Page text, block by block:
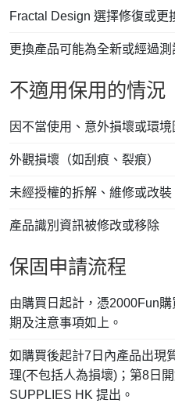
Fractal Design 選擇修復或更
更換產品可能為全新或經過
不適用保用的情況
因不當使用、意外損壞或環
外觀損壞（如刮痕、裂痕）
未經授權的拆解、維修或改裝
產品識別資訊被修改或移除
保固申請流程
由購買日起計，憑2000Fun
期及注意事項如上。
如購買後起計7日內產品出現
理(不包括人為損壞)；第8日
SUPPLIES HK 提出。